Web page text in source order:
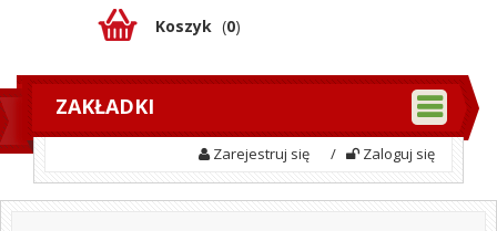
Koszyk (0)
ZAKŁADKI
Zarejestruj się / Zaloguj się